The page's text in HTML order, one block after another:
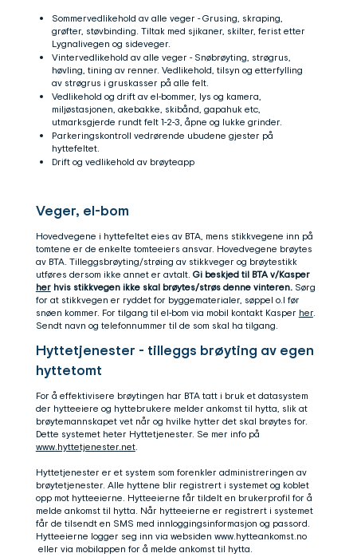
Sommervedlikehold av alle veger - Grusing, skraping,
grøfter, støvbinding. Tiltak med sjikaner, skilter, ferist etter
Lygnalivegen og sideveger.
Vintervedlikehold av alle veger - Snøbrøyting, strøgrus,
høvling, tining av renner. Vedlikehold, tilsyn og etterfylling
av strøgrus i gruskasser på alle felt.
Vedlikehold og drift av el-bommer, lys og kamera,
miljøstasjonen, akebakke, skibånd, gapahuk etc,
utmarksgjerde rundt felt 1-2-3, åpne og lukke grinder.
Parkeringskontroll vedrørende ubudene gjester på
hyttefeltet.
Drift og vedlikehold av brøyteapp
Veger, el-bom
Hovedvegene i hyttefeltet eies av BTA, mens stikkvegene inn på
tomtene er de enkelte tomteeiers ansvar. Hovedvegene brøytes
av BTA. Tilleggsbrøyting/strøing av stikkveger og brøytestikk
utføres dersom ikke annet er avtalt. Gi beskjed til BTA v/Kasper
herhvis stikkvegen ikke skal brøytes/strøs denne vinteren.Sørg
for at stikkvegen er ryddet for byggematerialer, søppel o.l før
snøen kommer. For tilgang til el-bom via mobil kontakt Kasper her.
Sendt navn og telefonnummer til de som skal ha tilgang.
Hyttetjenester - tilleggs brøyting av egen
hyttetomt
For å effektivisere brøytingen har BTA tatt i bruk et datasystem
der hytteeiere og hyttebrukere melder ankomst til hytta, slik at
brøytemannskapet vet når og hvilke hytter det skal brøytes for.
Dette systemet heter Hyttetjenester. Se mer info på
www.hyttetjenester.net.
Hyttetjenester er et system som forenkler administreringen av
brøytetjenester. Alle hyttene blir registrert i systemet og koblet
opp mot hytteeierne. Hytteeierne får tildelt en brukerprofil for å
melde ankomst til hytta. Når hytteeierne er registrert i systemet
får de tilsendt en SMS med innloggingsinformasjon og passord.
Hytteeierne logger seg inn via websiden www.hytteankomst.no
eller via mobilappen for å melde ankomst til hytta.